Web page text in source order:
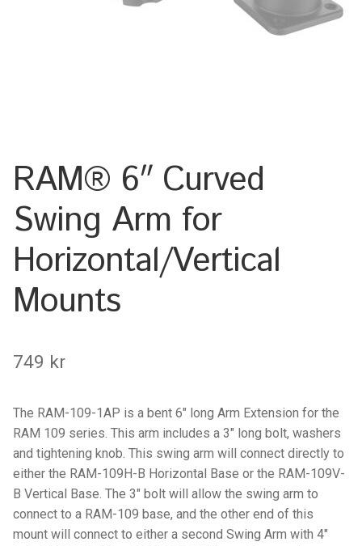
Printer
Spotlight
Components
Mounts with Holder
Holders
Monitor
Mounts
RAM® 6″ Curved
Swing Arm for
Horizontal/Vertical
Mounts
749 kr
The RAM-109-1AP is a bent 6″ long Arm Extension for the
RAM 109 series. This arm includes a 3″ long bolt, washers
and tightening knob. This swing arm will connect directly to
either the RAM-109H-B Horizontal Base or the RAM-109V-
B Vertical Base. The 3″ bolt will allow the swing arm to
connect to a RAM-109 base, and the other end of this
mount will connect to either a second Swing Arm with 4″